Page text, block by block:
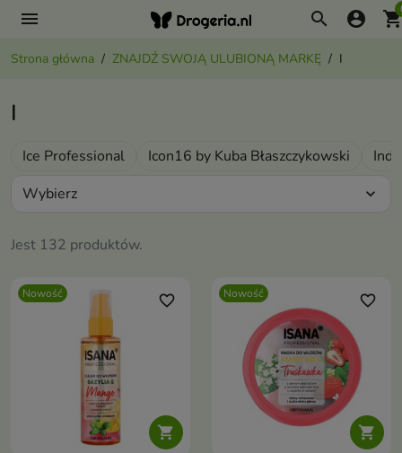
menu search account_circle
Strona główna ZNAJDŹ SWOJĄ ULUBIONĄ MARKĘ I
I
Ice Professional Icon16 by Kuba Błaszczykowski
Jest 132 produktów.
Wybierz expand_more
Nowość

favorite_border Nowość

favorite_border